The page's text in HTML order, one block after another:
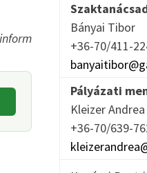
Bányai Tibor
+36-70/411-
Pályázati
Kleizer Andrea
+36-70/639-